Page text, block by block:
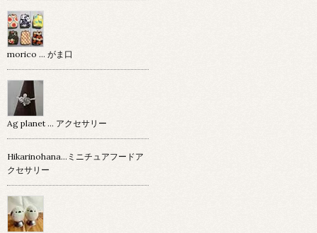
morico … がま口
Ag planet … アクセサリー
Hikarinohana…ミニチュアフードア
クセサリー